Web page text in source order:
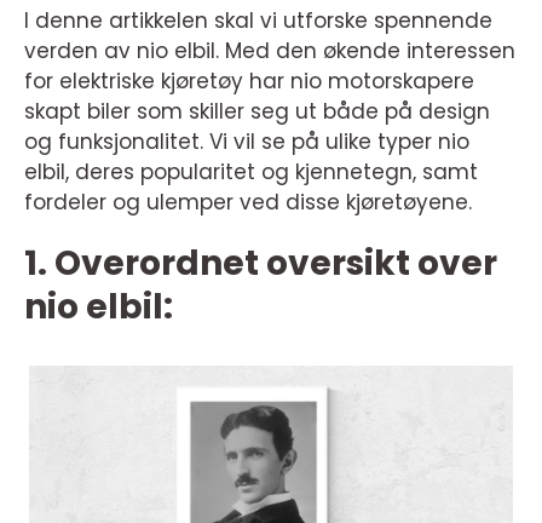
I denne artikkelen skal vi utforske spennende
verden av nio elbil. Med den økende interessen
for elektriske kjøretøy har nio motorskapere
skapt biler som skiller seg ut både på design
og funksjonalitet. Vi vil se på ulike typer nio
elbil, deres popularitet og kjennetegn, samt
fordeler og ulemper ved disse kjøretøyene.
1. Overordnet oversikt over
nio elbil: